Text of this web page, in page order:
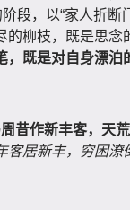
阶段，以“家人折断
柳枝，既是思念
，既是对自身漂泊
昔作新丰客，天
客居新丰，穷困潦